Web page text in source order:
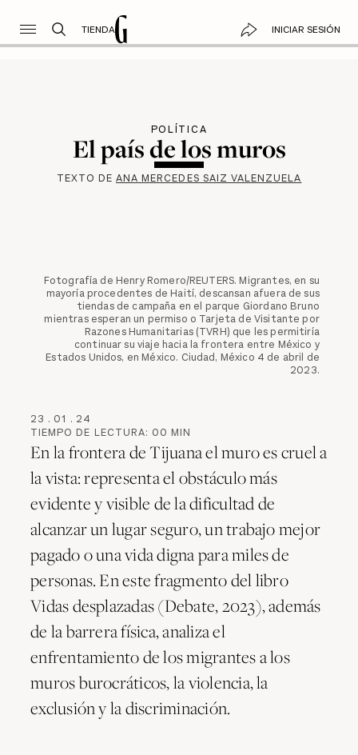
TIENDA INICIAR SESIÓN
POLÍTICA
El país de los muros
TEXTO DEANA MERCEDES SAIZ VALENZUELA
Fotografía de Henry Romero/REUTERS. Migrantes, en su
mayoría procedentes de Haití, descansan afuera de sus
tiendas de campaña en el parque Giordano Bruno
mientras esperan un permiso o Tarjeta de Visitante por
Razones Humanitarias (TVRH) que les permitiría
continuar su viaje hacia la frontera entre México y
Estados Unidos, en México. Ciudad, México 4 de abril de
2023.
23 . 01 . 24
TIEMPO DE LECTURA: 00 MIN
En la frontera de Tijuana el muro es cruel a
la vista: representa el obstáculo más
evidente y visible de la dificultad de
alcanzar un lugar seguro, un trabajo mejor
pagado o una vida digna para miles de
personas. En este fragmento del libro
Vidas desplazadas (Debate, 2023), además
de la barrera física, analiza el
enfrentamiento de los migrantes a los
muros burocráticos, la violencia, la
exclusión y la discriminación.